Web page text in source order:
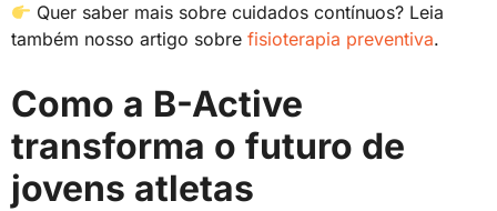
Quer saber mais sobre cuidados contínuos? Leia
também nosso artigo sobre fisioterapia preventiva.
Como a B-Active
transforma o futuro de
jovens atletas